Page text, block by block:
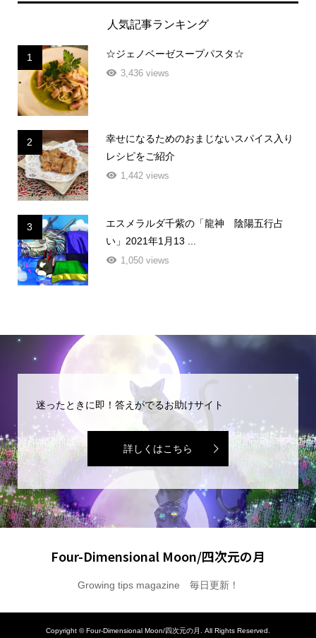
人気記事ランキング
1 ☆ジェノベーゼスープパスタ☆
3,436 views
2
幸せになるためのおまじないスパイス入り
レシピをご紹介
1,442 views
3
エスメラルダ千紫の「龍神 陰陽五行占
い」2021年1月13 ...
1,050 views
迷ったときに即！答えがでるお助けサイト
詳しくはこちら
Four-Dimensional Moon/四次元の月
Growing tips magazine 毎日更新！
Copyright ©Four-Dimensional Moon/四次元の月. All Rights Reserved.